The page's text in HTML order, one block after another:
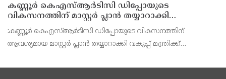
കണ്ണൂർ കെഎസ്ആർടിസി ഡിപ്പോയുടെ
വികസനത്തിന് മാസ്റ്റർ പ്ലാൻ തയ്യാറാക്കി
സമർപ്പിക്കും : ടി ഒ മോഹനൻ എം എൽ എ
:കണ്ണൂർ കെഎസ്ആർടിസി ഡിപ്പോയുടെ വികസനത്തിന്
ആവശ്യമായ മാസ്റ്റർ പ്ലാൻ തയ്യാറാക്കി വകുപ്പ് മന്ത്രിക്ക്
ഡിപ്പോയ്ക്ക് നാല് ഏക്കറിൽ അധികം വരുന്ന സ്ഥലമുണ്ട്